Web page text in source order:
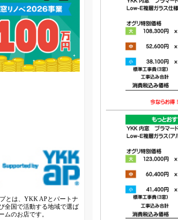
とは、YKK APとパートナ
全国で活動する地域で選ば
ムのお店です。